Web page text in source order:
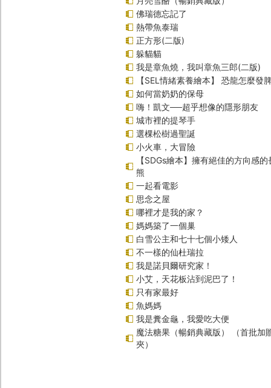
佛瑞德忘記了
熱帶魚泰瑞
正方形(二版)
躲貓貓
我是章魚燒，我叫章魚三郎(二版)
【SEL情緒素養繪本】 恐龍怎麼發
如何當奶奶的保母
嗨！凱文──超乎想像的隱形朋友
城市裡的提琴手
選棵松樹過聖誕
小火車，大冒險
【SDGs繪本】擁有絕佳的方向感
熊
一起看電影
思念之屋
哪裡才是我的家？
媽媽築了一個巢
白雪公主和七十七個小矮人
不一樣的仙杜瑞拉
我是諾貝爾研究家！
小艾，天花板沾到泥巴了！
只有家最好
魚媽媽
我是糞金龜，我愛吃大便
魔法糖果（暢銷典藏版） （首批加
夾）